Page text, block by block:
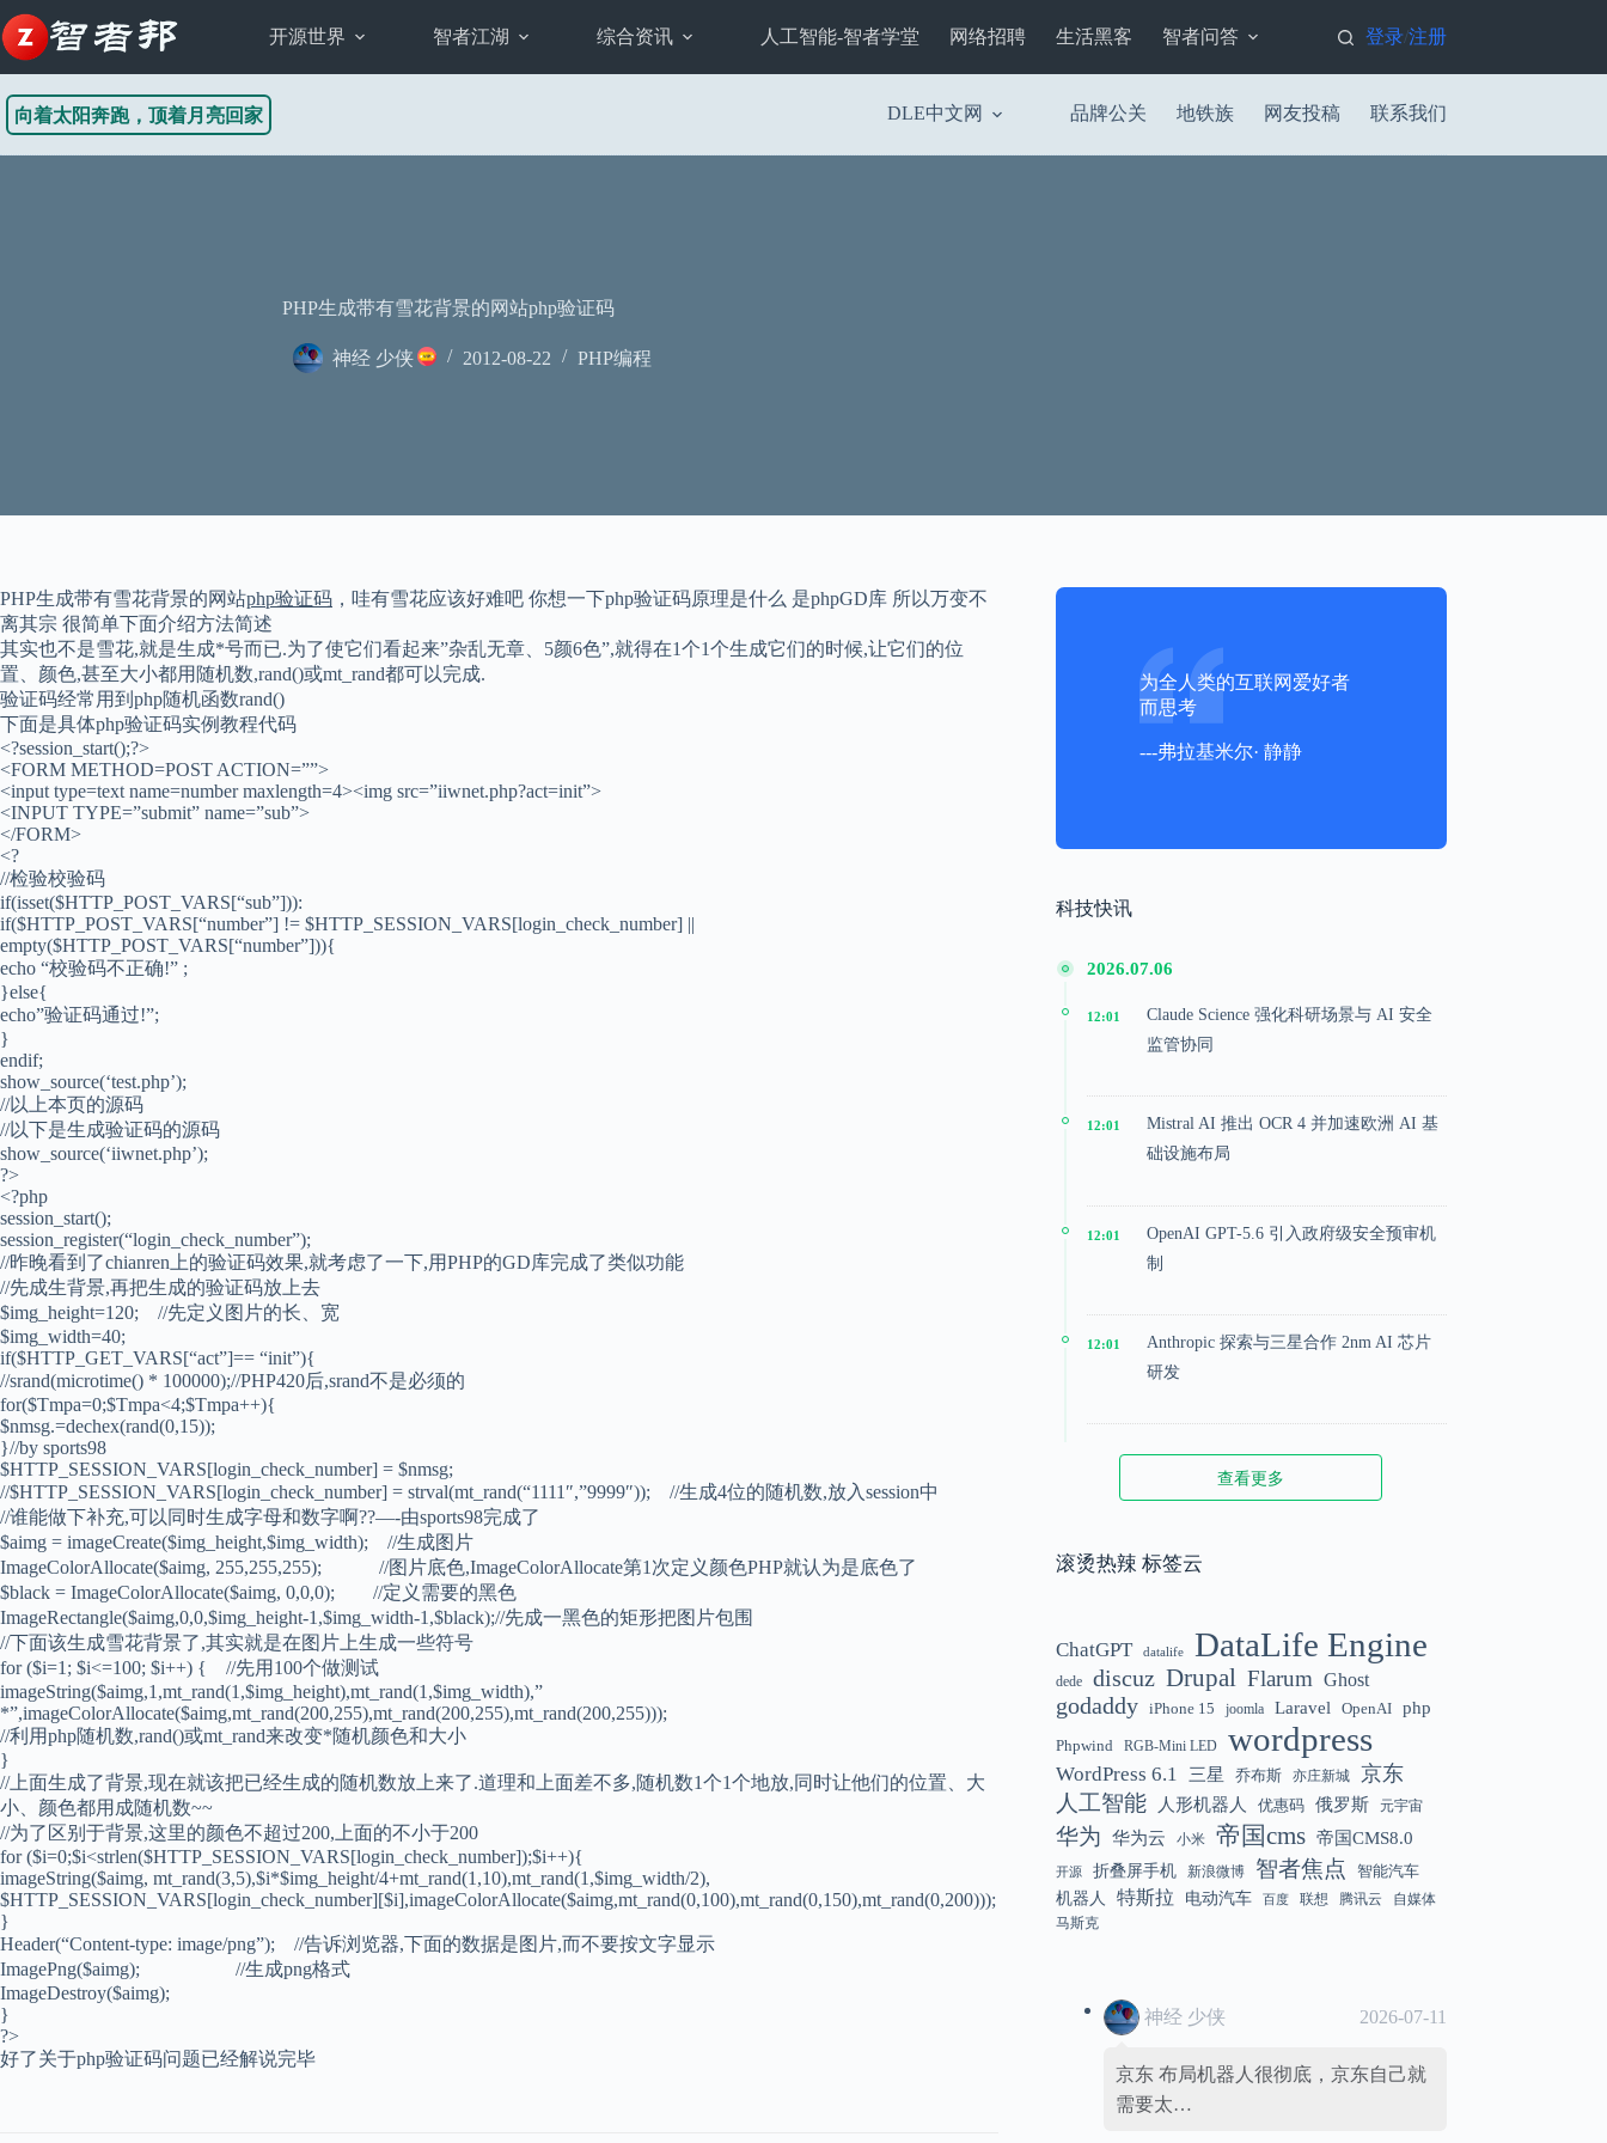
至
内
开源世界 智者江湖 综合资讯 人工智能-智者学堂 网络招聘 生活黑客 智者问答 登录/注册
向着太阳奔跑，顶着月亮回家 DLE中文网 品牌公关 地铁族 网友投稿 联系我们
PHP生成带有雪花背景的网站php验证码
神经 少侠 2012-08-22 PHP编程
PHP生成带有雪花背景的网站php验证码 ，哇有雪花应该好难吧 你想一下php验证码原理是什么 是phpGD库 所以万变不
离其宗 很简单下面介绍方法简述
其实也不是雪花,就是生成*号而已.为了使它们看起来”杂乱无章、5颜6色”,就得在1个1个生成它们的时候,让它们的位
置、颜色,甚至大小都用随机数,rand()或mt_rand都可以完成.
验证码经常用到php随机函数rand()
下面是具体php验证码实例教程代码
<?session_start();?>
<FORM METHOD=POST ACTION=””>
<input type=text name=number maxlength=4><img src=”iiwnet.php?act=init”>
<INPUT TYPE=”submit” name=”sub”>
</FORM>
<?
//检验校验码
if(isset($HTTP_POST_VARS[“sub”])):
if($HTTP_POST_VARS[“number”] != $HTTP_SESSION_VARS[login_check_number] ||
empty($HTTP_POST_VARS[“number”])){
echo “校验码不正确!” ;
}else{
echo”验证码通过!”;
}
endif;
show_source(‘test.php’);
//以上本页的源码
//以下是生成验证码的源码
show_source(‘iiwnet.php’);
?>
<?php
session_start();
session_register(“login_check_number”);
//昨晚看到了chianren上的验证码效果,就考虑了一下,用PHP的GD库完成了类似功能
//先成生背景,再把生成的验证码放上去
$img_height=120; //先定义图片的长、宽
$img_width=40;
if($HTTP_GET_VARS[“act”]== “init”){
//srand(microtime() * 100000);//PHP420后,srand不是必须的
for($Tmpa=0;$Tmpa<4;$Tmpa++){
$nmsg.=dechex(rand(0,15));
}//by sports98
$HTTP_SESSION_VARS[login_check_number] = $nmsg;
//$HTTP_SESSION_VARS[login_check_number] = strval(mt_rand(“1111″,”9999″)); //生成4位的随机数,放入session中
//谁能做下补充,可以同时生成字母和数字啊??—-由sports98完成了
$aimg = imageCreate($img_height,$img_width); //生成图片
ImageColorAllocate($aimg, 255,255,255); //图片底色,ImageColorAllocate第1次定义颜色PHP就认为是底色了
$black = ImageColorAllocate($aimg, 0,0,0); //定义需要的黑色
ImageRectangle($aimg,0,0,$img_height-1,$img_width-1,$black);//先成一黑色的矩形把图片包围
//下面该生成雪花背景了,其实就是在图片上生成一些符号
for ($i=1; $i<=100; $i++) { //先用100个做测试
imageString($aimg,1,mt_rand(1,$img_height),mt_rand(1,$img_width),”
*”,imageColorAllocate($aimg,mt_rand(200,255),mt_rand(200,255),mt_rand(200,255)));
//利用php随机数,rand()或mt_rand来改变*随机颜色和大小
}
//上面生成了背景,现在就该把已经生成的随机数放上来了.道理和上面差不多,随机数1个1个地放,同时让他们的位置、大
小、颜色都用成随机数~~
//为了区别于背景,这里的颜色不超过200,上面的不小于200
for ($i=0;$i<strlen($HTTP_SESSION_VARS[login_check_number]);$i++){
imageString($aimg, mt_rand(3,5),$i*$img_height/4+mt_rand(1,10),mt_rand(1,$img_width/2),
$HTTP_SESSION_VARS[login_check_number][$i],imageColorAllocate($aimg,mt_rand(0,100),mt_rand(0,150),mt_rand(0,200)));
}
Header(“Content-type: image/png”); //告诉浏览器,下面的数据是图片,而不要按文字显示
ImagePng($aimg); //生成png格式
ImageDestroy($aimg);
}
?>
好了关于php验证码问题已经解说完毕
为全人类的互联网爱好者
而思考
---弗拉基米尔· 静静
科技快讯
2026.07.06
12:01
Claude Science 强化科研场景与 AI 安全
监管协同
12:01
Mistral AI 推出 OCR 4 并加速欧洲 AI 基
础设施布局
12:01
OpenAI GPT-5.6 引入政府级安全预审机
制
12:01
Anthropic 探索与三星合作 2nm AI 芯片
研发
12:01
Microsoft 投入 25 亿美元成立 AI 落地实
12:01
Meta 内部模型接近 GPT-5.5 水平，基础
12:01
Gemini 3.5 Flash 强化“AI 操作系统级代
理能力”
12:01
美国解除 Anthropic Fable / Mythos 模型
出口限制
查看更多
滚烫热辣 标签云
ChatGPT datalife DataLife Engine
dede discuz Drupal Flarum Ghost
godaddy iPhone 15 joomla Laravel OpenAI php
Phpwind RGB-Mini LED wordpress
WordPress 6.1 三星 乔布斯 亦庄新城 京东
人工智能 人形机器人 优惠码 俄罗斯 元宇宙
华为 华为云 小米 帝国cms 帝国CMS8.0
开源 折叠屏手机 新浪微博 智者焦点
智能汽车
机器人
特斯拉 电动汽车 百度 联想 腾讯云
自媒体
马斯克
神经 少侠 2026-07-11
京东 布局机器人很彻底，京东自己就
需要太…